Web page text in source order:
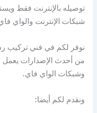
توصيله بالإنترنت فقط
شبكات الإنترنت والواي
نوفر لكم في فني تركيب
من أحدث الإصدارات يعمل
وشبكات الواي فاي.
ونقدم لكم أيضا: